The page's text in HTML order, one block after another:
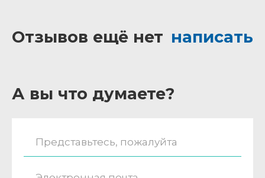
Отзывов ещё нет написать
А вы что думаете?